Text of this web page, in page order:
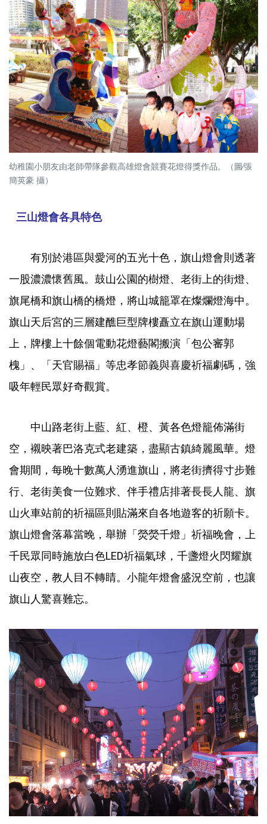
幼稚園小朋友由老師帶隊參觀高雄燈會競賽花燈得獎作品。（圖∕張
簡英豪 攝）
三山燈會各具特色
有別於港區與愛河的五光十色，旗山燈會則透著
一股濃濃懷舊風。鼓山公園的樹燈、老街上的街燈、
旗尾橋和旗山橋的橋燈，將山城籠罩在燦爛燈海中。
旗山天后宮的三層建醮巨型牌樓矗立在旗山運動場
上，牌樓上十餘個電動花燈藝閣搬演「包公審郭
槐」、「天官賜福」等忠孝節義與喜慶祈福劇碼，強
吸年輕民眾好奇觀賞。
中山路老街上藍、紅、橙、黃各色燈籠佈滿街
空，襯映著巴洛克式老建築，盡顯古鎮綺麗風華。燈
會期間，每晚十數萬人湧進旗山，將老街擠得寸步難
行、老街美食一位難求、伴手禮店排著長長人龍、旗
山火車站前的祈福區則貼滿來自各地遊客的祈願卡。
旗山燈會落幕當晚，舉辦「熒熒千燈」祈福晚會，上
千民眾同時施放白色LED祈福氣球，千盞燈火閃耀旗
山夜空，教人目不轉睛。小龍年燈會盛況空前，也讓
旗山人驚喜難忘。